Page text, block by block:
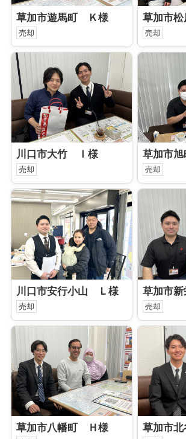
草加市遊馬町 Ｋ様
売却
草加市
売却
川口市大竹 Ｉ様
売却
草加市
売却
川口市安行小山 Ｌ様
売却
草加市
売却
草加市八幡町 Ｈ様 草加市